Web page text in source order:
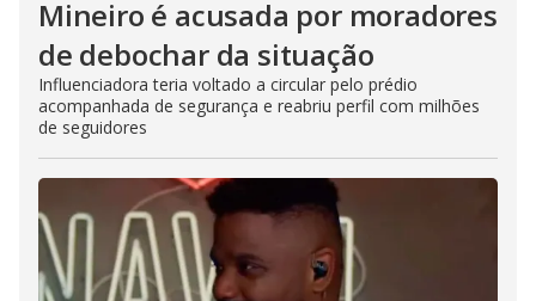
Mineiro é acusada por moradores
de debochar da situação
Influenciadora teria voltado a circular pelo prédio
acompanhada de segurança e reabriu perfil com milhões
de seguidores